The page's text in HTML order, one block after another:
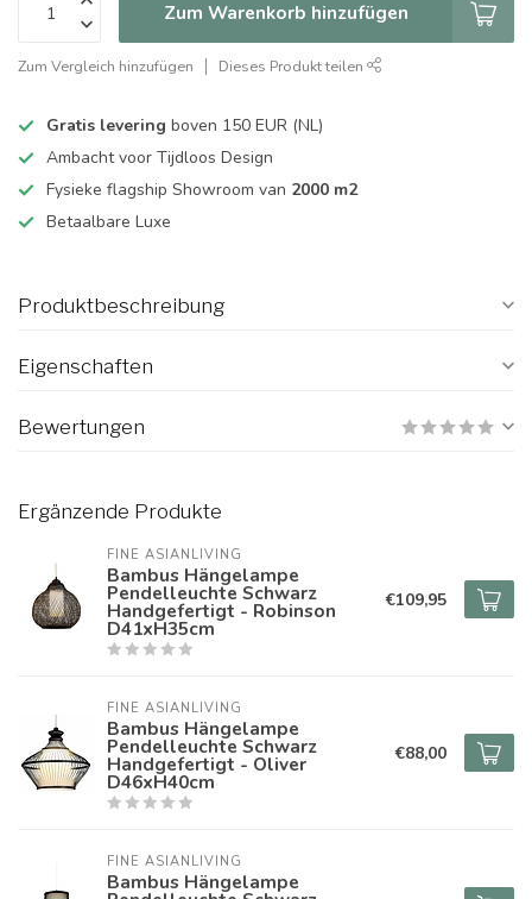
Zum Warenkorb hinzufügen
Zum Vergleich hinzufügen Dieses Produkt teilen
Gratis levering boven 150 EUR (NL)
Ambacht voor Tijdloos Design
Fysieke flagship Showroom van 2000 m2
Betaalbare Luxe
Produktbeschreibung
Eigenschaften
Bewertungen
Ergänzende Produkte
FINE ASIANLIVING
Bambus Hängelampe
Pendelleuchte Schwarz
Handgefertigt - Robinson
D41xH35cm
€109,95
FINE ASIANLIVING
Bambus Hängelampe
Pendelleuchte Schwarz
Handgefertigt - Oliver
D46xH40cm
€88,00
FINE ASIANLIVING
Bambus Hängelampe